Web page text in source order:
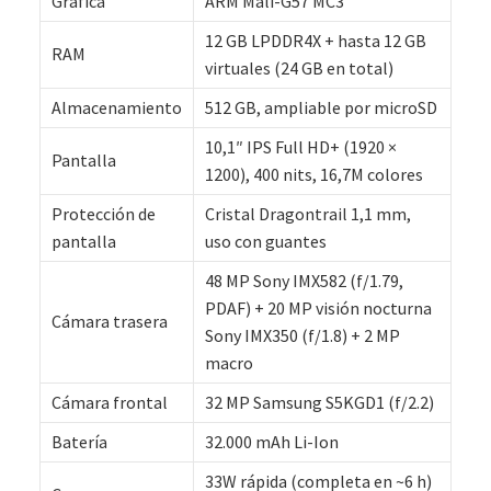
RAM
12 GB LPDDR4X + hasta 12 GB
virtuales (24 GB en total)
Almacenamiento
512 GB, ampliable por microSD
Pantalla
10,1″ IPS Full HD+ (1920 ×
1200), 400 nits, 16,7M colores
Protección de
pantalla
Cristal Dragontrail 1,1 mm,
uso con guantes
Cámara trasera
48 MP Sony IMX582 (f/1.79,
PDAF) + 20 MP visión nocturna
Sony IMX350 (f/1.8) + 2 MP
macro
Cámara frontal
32 MP Samsung S5KGD1 (f/2.2)
Batería
32.000 mAh Li-Ion
33W rápida (completa en ~6 h)